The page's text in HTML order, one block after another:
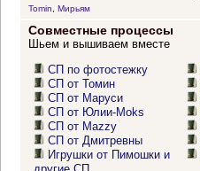
Tomin
Мирьям
Совместные процессы
Шьем и вышиваем вместе
СП по фотостежку
СП от Томин
СП от Маруси
СП от Юлии-Moks
СП от Mazzy
СП от Дмитревны
Игрушки от Пимошки и